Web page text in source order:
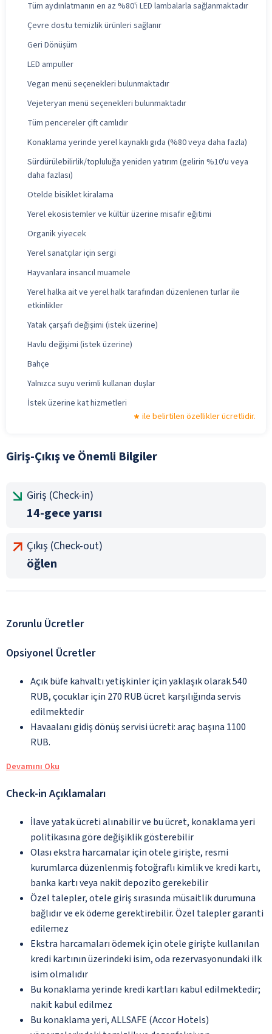
Tüm aydınlatmanın en az %80'i LED lambalarla sağlanmaktadır
Çevre dostu temizlik ürünleri sağlanır
Geri Dönüşüm
LED ampuller
Vegan menü seçenekleri bulunmaktadır
Vejeteryan menü seçenekleri bulunmaktadır
Tüm pencereler çift camlıdır
Konaklama yerinde yerel kaynaklı gıda (%80 veya daha fazla)
Sürdürülebilirlik/topluluğa yeniden yatırım (gelirin %10'u veya
daha fazlası)
Otelde bisiklet kiralama
Yerel ekosistemler ve kültür üzerine misafir eğitimi
Organik yiyecek
Yerel sanatçılar için sergi
Hayvanlara insancıl muamele
Yerel halka ait ve yerel halk tarafından düzenlenen turlar ile
etkinlikler
Yatak çarşafı değişimi (istek üzerine)
Havlu değişimi (istek üzerine)
Bahçe
Yalnızca suyu verimli kullanan duşlar
İstek üzerine kat hizmetleri
ile belirtilen özellikler ücretlidir.
Giriş-Çıkış ve Önemli Bilgiler
Giriş (Check-in)
14-gece yarısı
Çıkış (Check-out)
öğlen
Zorunlu Ücretler
Opsiyonel Ücretler
Açık büfe kahvaltı yetişkinler için yaklaşık olarak 540
RUB, çocuklar için 270 RUB ücret karşılığında servis
edilmektedir
Havaalanı gidiş dönüş servisi ücreti: araç başına 1100
RUB.
Devamını Oku
Check-in Açıklamaları
İlave yatak ücreti alınabilir ve bu ücret, konaklama yeri
politikasına göre değişiklik gösterebilir
Olası ekstra harcamalar için otele girişte, resmi
kurumlarca düzenlenmiş fotoğraflı kimlik ve kredi kartı,
banka kartı veya nakit depozito gerekebilir
Özel talepler, otele giriş sırasında müsaitlik durumuna
bağlıdır ve ek ödeme gerektirebilir. Özel talepler garanti
edilemez
Ekstra harcamaları ödemek için otele girişte kullanılan
kredi kartının üzerindeki isim, oda rezervasyonundaki ilk
isim olmalıdır
Bu konaklama yerinde kredi kartları kabul edilmektedir;
nakit kabul edilmez
Bu konaklama yeri, ALLSAFE (Accor Hotels)